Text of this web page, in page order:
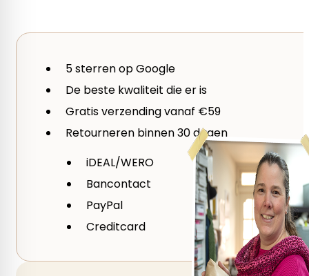
75 m
Verpakking
Colour Pack
5 sterren op Google
De beste kwaliteit die er is
Gratis verzending vanaf €59
Retourneren binnen 30 dagen
iDEAL/WERO
Bancontact
PayPal
Creditcard